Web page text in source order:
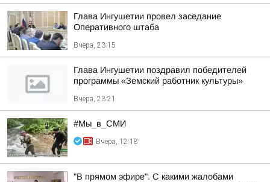
Глава Ингушетии провел заседание
Оперативного штаба
Вчера, 23:15
Глава Ингушетии поздравил победителей
программы «Земский работник культуры»
Вчера, 23:21
#Мы_в_СМИ
Вчера, 12:18
"В прямом эфире". С какими жалобами